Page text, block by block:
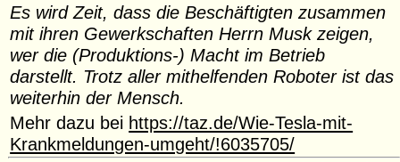
Es wird Zeit, dass die Beschäftigten zusammen
mit ihren Gewerkschaften Herrn Musk zeigen,
wer die (Produktions-) Macht im Betrieb
darstellt. Trotz aller mithelfenden Roboter ist das
weiterhin der Mensch.
Mehr dazu bei https://taz.de/Wie-Tesla-mit-
Krankmeldungen-umgeht/!6035705/